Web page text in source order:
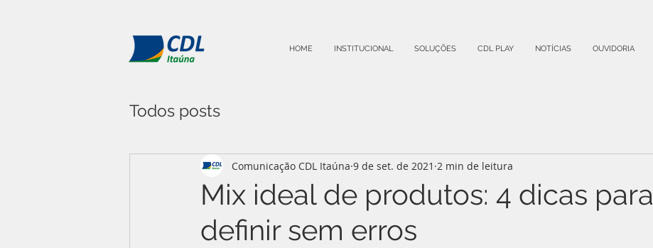
HOME INSTITUCIONAL SOLUÇÕES CDL PLAY NOTÍCIAS OUVIDORIA
Todos posts
Mix ideal de produtos: 4 dicas para
definir sem erros
Comunicação CDL Itaúna 9 de set. de 2021 2 min de leitura